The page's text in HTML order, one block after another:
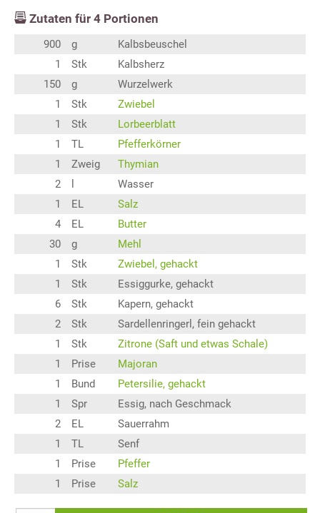
Zutaten für 4 Portionen
900 g
Kalbsbeuschel
1
Stk
Kalbsherz
150
g
Wurzelwerk
1
Stk
Zwiebel
1
Stk
Lorbeerblatt
1
TL
Pfefferkörner
1
Zweig
Thymian
2
Wasser
1
EL
Salz
4
EL
Butter
30
g
Mehl
1
Stk
Zwiebel, gehackt
1
Stk
Essiggurke, gehackt
6
Stk
Kapern, gehackt
2
Stk
Sardellenringerl, fein gehackt
1
Stk
Zitrone (Saft und etwas Schale)
1
Prise
Majoran
1
Bund
Petersilie, gehackt
1
Spr
Essig, nach Geschmack
2
EL
Sauerrahm
1
TL
Senf
1
Prise
Pfeffer
1
Prise Salz